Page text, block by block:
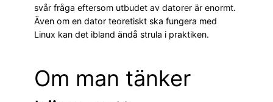
svår fråga eftersom utbudet av datorer är enormt.
Även om en dator teoretiskt ska fungera med
Linux kan det ibland ändå strula i praktiken.
Om man tänker